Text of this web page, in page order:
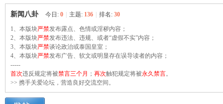
同 » › ›
新闻八卦 今日: 0 主题: 136 排名: 30
1、本版块严禁发布露点、色情或淫秽内容；
2、本版块严禁发布违法、违规、或者“虚假不实”内容；
3、本版块严禁谈论政治或泰国皇室；
4、本版块严禁发布广告、软文或明显存在误导读者的内容；
-----
首次违反规定将被禁言三个月 ； 再次触犯规定将被永久禁言。
>> 携手关爱论坛，营造良好交流空间。